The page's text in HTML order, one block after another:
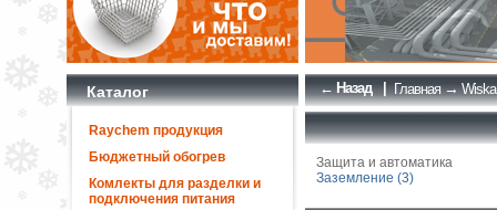
Каталог
Raychem продукция
Бюджетный обогрев
Комлекты для разделки и
подключения питания
← Назад | Главная→Wiska
Защита и автоматика
Заземление (3)